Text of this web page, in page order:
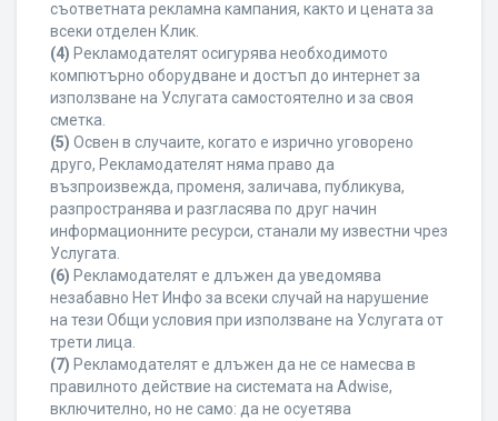
съответната рекламна кампания, както и цената за
всеки отделен Клик.
(4) Рекламодателят осигурява необходимото
компютърно оборудване и достъп до интернет за
използване на Услугата самостоятелно и за своя
сметка.
(5) Освен в случаите, когато е изрично уговорено
друго, Рекламодателят няма право да
възпроизвежда, променя, заличава, публикува,
разпространява и разгласява по друг начин
информационните ресурси, станали му известни чрез
Услугата.
(6) Рекламодателят е длъжен да уведомява
незабавно Нет Инфо за всеки случай на нарушение
на тези Общи условия при използване на Услугата от
трети лица.
(7) Рекламодателят е длъжен да не се намесва в
правилното действие на системата на Adwise,
включително, но не само: да не осуетява